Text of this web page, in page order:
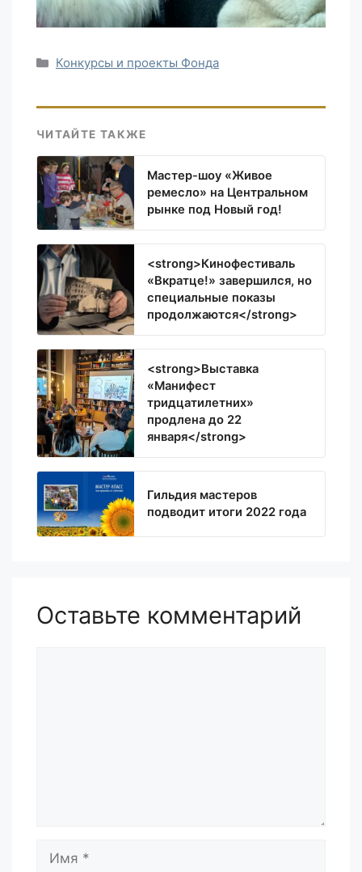
Рубрики
Конкурсы и проекты Фонда
ЧИТАЙТЕ ТАКЖЕ
Мастер-шоу «Живое
ремесло» на Центральном
рынке под Новый год!
<strong>Кинофестиваль
«Вкратце!» завершился, но
специальные показы
продолжаются</strong>
<strong>Выставка
«Манифест
тридцатилетних»
продлена до 22
января</strong>
Гильдия мастеров
подводит итоги 2022 года
Оставьте комментарий